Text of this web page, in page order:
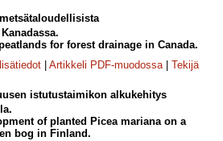
for forest drainage in Canada.
Artikkeli PDF-muodossa| Tekijä
istutustaimikon alkukehitys
of planted Picea mariana on a
bog in Finland.